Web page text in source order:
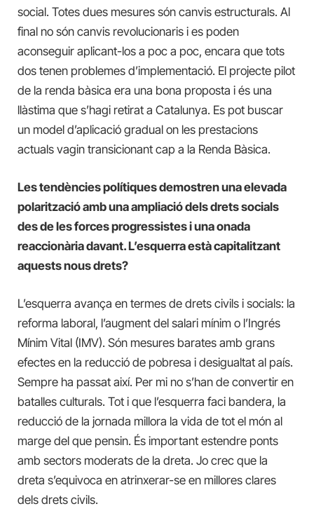
social. Totes dues mesures són canvis estructurals. Al
final no són canvis revolucionaris i es poden
aconseguir aplicant-los a poc a poc, encara que tots
dos tenen problemes d’implementació. El projecte pilot
de la renda bàsica era una bona proposta i és una
llàstima que s’hagi retirat a Catalunya. Es pot buscar
un model d’aplicació gradual on les prestacions
actuals vagin transicionant cap a la Renda Bàsica.
Les tendències polítiques demostren una elevada
polarització amb una ampliació dels drets socials
des de les forces progressistes i una onada
reaccionària davant. L’esquerra està capitalitzant
aquests nous drets?
L’esquerra avança en termes de drets civils i socials: la
reforma laboral, l’augment del salari mínim o l’Ingrés
Mínim Vital (IMV). Són mesures barates amb grans
efectes en la reducció de pobresa i desigualtat al país.
Sempre ha passat així. Per mi no s’han de convertir en
batalles culturals. Tot i que l’esquerra faci bandera, la
reducció de la jornada millora la vida de tot el món al
marge del que pensin. És important estendre ponts
amb sectors moderats de la dreta. Jo crec que la
dreta s’equivoca en atrinxerar-se en millores clares
dels drets civils.